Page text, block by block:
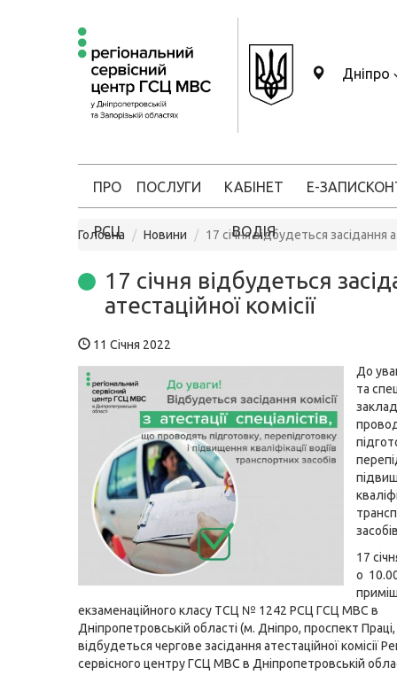
Дніпро
ПРО
РСЦ
ПОСЛУГИ КАБІНЕТ
ВОДІЯ
Е-ЗАПИС
Головна Новини 17 січня відбудеться засідання
17 січня відбудеться
атестаційної комісії
11 Січня 2022
До
та
17
о
екзаменаційного класу ТСЦ № 1242 РСЦ ГСЦ МВС в
Дніпропетровській області (м. Дніпро, проспект
відбудеться чергове засідання атестаційної комісії
сервісного центру ГСЦ МВС в Дніпропетровській